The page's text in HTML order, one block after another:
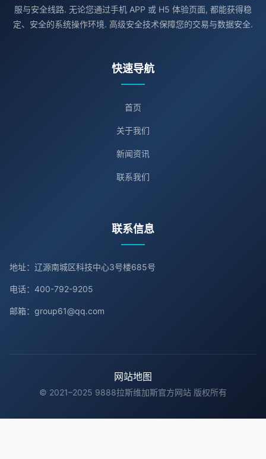
服与安全线路. 无论您通过手机 APP 或 H5 体验页面, 都能获得稳
定、安全的系统操作环境. 高级安全技术保障您的交易与数据安全.
快速导航
首页
关于我们
新闻资讯
联系我们
联系信息
地址：辽源南城区科技中心3号楼685号
电话：400-792-9205
邮箱：group61@qq.com
网站地图
© 2021–2025 9888拉斯维加斯官方网站 版权所有